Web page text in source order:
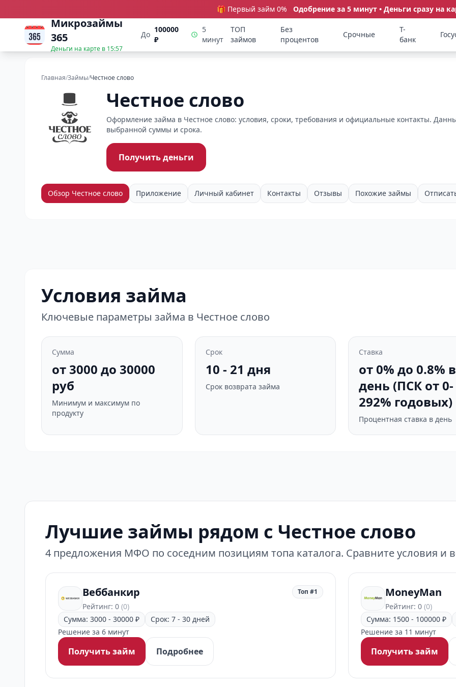
🎁 Первый займ 0% Одобрение за 5 минут • Деньги сразу на
Микрозаймы
365
Деньги на карте в 15:57
До
100000
₽
5
минут
ТОП
займов
Без
процентов
Срочные
Т-
банк
Главная/Займы/Честное слово
Честное слово
Оформление займа в Честное слово: условия, сроки, требования и официальные контакты.
выбранной суммы и срока.
Получить деньги
Обзор Честное слово Приложение Личный кабинет Контакты Отзывы Похожие займы
Условия займа
Ключевые параметры займа в Честное слово
Сумма
от 3000 до 30000
руб
Минимум и максимум по
продукту
Срок
10 - 21 дня
Срок возврата займа
Ставка
от 0% до 0.8% в
день (ПСК от 0-
292% годовых)
Процентная ставка в день
Лучшие займы рядом с Честное слово
4 предложения МФО по соседним позициям топа каталога. Сравните условия и
Веббанкир
Рейтинг: 0 (0)
Топ #1
Сумма: 3000 - 30000 ₽
Срок: 7 - 30 дней
Решение за 6 минут
Получить займ Подробнее
MoneyMan
Рейтинг: 0 (0)
Сумма: 1500 - 100000 ₽
Решение за 11 минут
Получить займ